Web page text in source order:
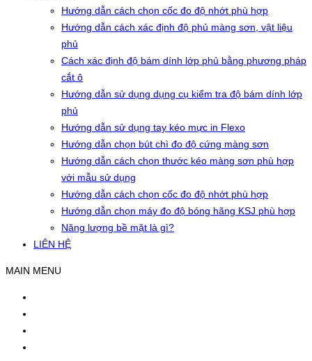
Hướng dẫn cách chọn cốc đo độ nhớt phù hợp
Hướng dẫn cách xác định độ phủ màng sơn, vật liệu
phủ
Cách xác định độ bám dính lớp phủ bằng phương pháp
cắt ô
Hướng dẫn sử dụng dụng cụ kiểm tra độ bám dính lớp
phủ
Hướng dẫn sử dụng tay kéo mực in Flexo
Hướng dẫn chọn bút chì đo độ cứng màng sơn
Hướng dẫn cách chọn thước kéo màng sơn phù hợp
với mẫu sử dụng
Hướng dẫn cách chọn cốc đo độ nhớt phù hợp
Hướng dẫn chọn máy đo độ bóng hãng KSJ phù hợp
Năng lượng bề mặt là gì?
LIÊN HỆ
MAIN MENU